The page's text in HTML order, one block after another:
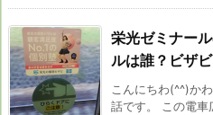
栄光ゼミナー
ルは誰？ビザ
こんにちわ(^^)か
話です。 この電車